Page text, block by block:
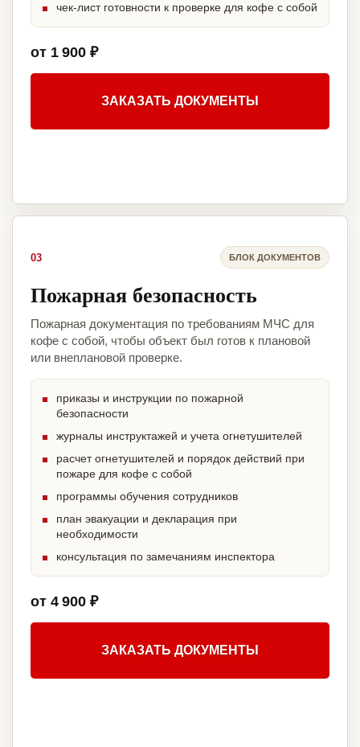
чек-лист готовности к проверке для кофе с собой
от 1 900 ₽
ЗАКАЗАТЬ ДОКУМЕНТЫ
03 БЛОК ДОКУМЕНТОВ
Пожарная безопасность
Пожарная документация по требованиям МЧС для
кофе с собой, чтобы объект был готов к плановой
или внеплановой проверке.
приказы и инструкции по пожарной
безопасности
журналы инструктажей и учета огнетушителей
расчет огнетушителей и порядок действий при
пожаре для кофе с собой
программы обучения сотрудников
план эвакуации и декларация при
необходимости
консультация по замечаниям инспектора
от 4 900 ₽
ЗАКАЗАТЬ ДОКУМЕНТЫ